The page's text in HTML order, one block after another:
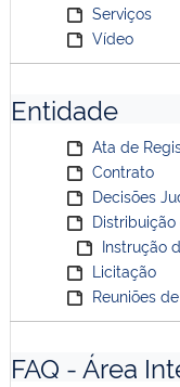
Serviços
Vídeo
Entidade
Ata de
Contrato
Decisões
Instrução
Licitação
Reuniões
FAQ - Área